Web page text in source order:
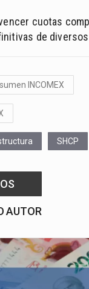
cuotas
de
INCOMEX
SHCP
AUTOR